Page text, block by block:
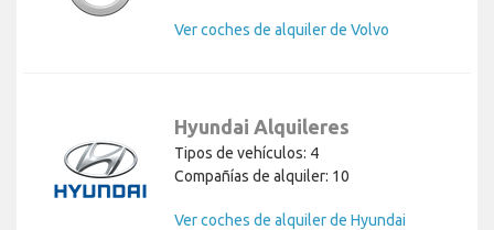
Ver coches de alquiler de Volvo
Hyundai Alquileres
Tipos de vehículos: 4
Compañías de alquiler: 10
Ver coches de alquiler de Hyundai